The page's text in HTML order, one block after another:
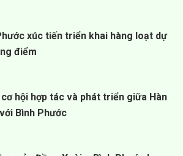
xúc tiến triển khai hàng loạt dự
điểm
cơ hội hợp tác và phát triển giữa Hàn
Bình Phước